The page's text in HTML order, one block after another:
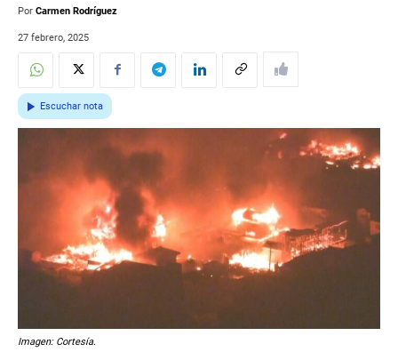
Por Carmen Rodríguez
27 febrero, 2025
Escuchar nota
Imagen: Cortesía.